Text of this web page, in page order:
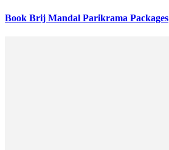
Book Brij Mandal Parikrama Packages